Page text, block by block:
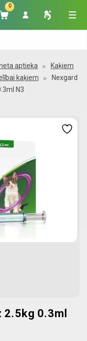
0
aptieka
Kaķiem
kaķiem
Nexgard
N3
2.5kg 0.3ml